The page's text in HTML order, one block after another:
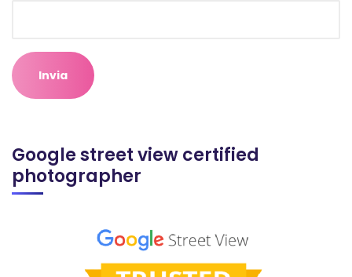
Google street view certified
photographer